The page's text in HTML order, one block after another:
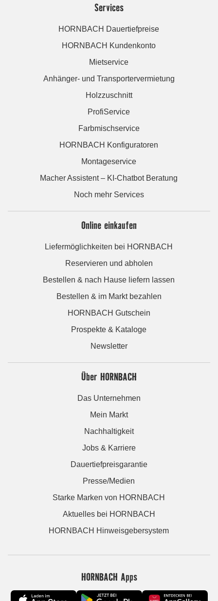
Services
HORNBACH Dauertiefpreise
HORNBACH Kundenkonto
Mietservice
Anhänger- und Transportervermietung
Holzzuschnitt
ProfiService
Farbmischservice
HORNBACH Konfiguratoren
Montageservice
Macher Assistent – KI-Chatbot Beratung
Noch mehr Services
Online einkaufen
Liefermöglichkeiten bei HORNBACH
Reservieren und abholen
Bestellen & nach Hause liefern lassen
Bestellen & im Markt bezahlen
HORNBACH Gutschein
Prospekte & Kataloge
Newsletter
Über HORNBACH
Das Unternehmen
Mein Markt
Nachhaltigkeit
Jobs & Karriere
Dauertiefpreisgarantie
Presse/Medien
Starke Marken von HORNBACH
Aktuelles bei HORNBACH
HORNBACH Hinweisgebersystem
HORNBACH Apps